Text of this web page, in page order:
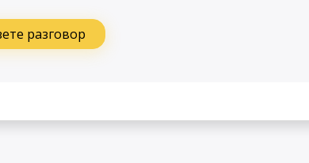
разговор